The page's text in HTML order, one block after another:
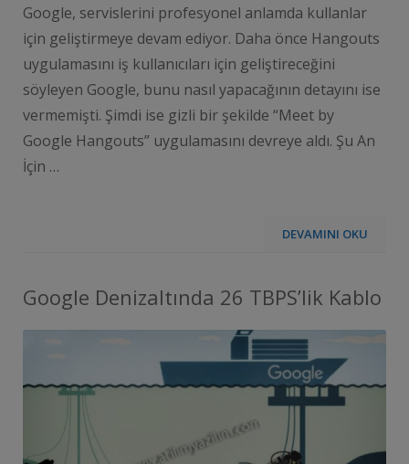
Google, servislerini profesyonel anlamda kullanlar
için geliştirmeye devam ediyor. Daha önce Hangouts
uygulamasını iş kullanıcıları için geliştireceğini
söyleyen Google, bunu nasıl yapacağının detayını ise
vermemişti. Şimdi ise gizli bir şekilde “Meet by
Google Hangouts” uygulamasını devreye aldı. Şu An
İçin …
DEVAMINI OKU
Google Denizaltında 26 TBPS’lik Kablo